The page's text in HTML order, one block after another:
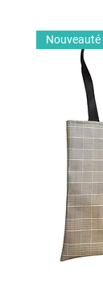
Nouveauté